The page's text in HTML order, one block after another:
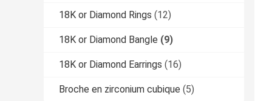
18K or Diamond Rings (12)
18K or Diamond Bangle (9)
18K or Diamond Earrings (16)
Broche en zirconium cubique (5)